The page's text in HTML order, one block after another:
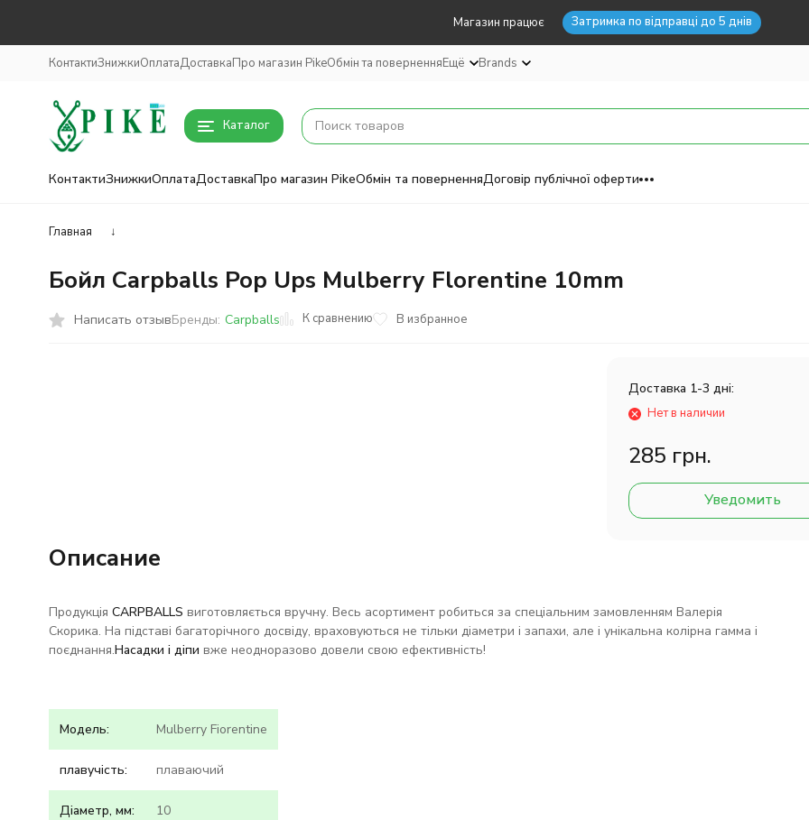
Магазин працює Затримка по відправці до 5 днів
КонтактиЗнижкиОплатаДоставкаПро магазин PikeОбмін та поверненняЕщё Brands
Каталог
КонтактиЗнижкиОплатаДоставкаПро магазин PikeОбмін та поверненняДоговір публічної оферти
Главная ↓
Бойл Carpballs Pop Ups Mulberry Florentine 10mm
Написать отзывБренды: Carpballs К сравнению В избранное
Доставка 1-3 дні:
Нет в наличии
285 грн.
Уведомить
Описание
Продукція CARPBALLS виготовляється вручну. Весь асортимент робиться за спеціальним замовленням Валерія
Скорика. На підставі багаторічного досвіду, враховуються не тільки діаметри і запахи, але і унікальна колірна гамма і
поєднання.Насадки і діпи вже неодноразово довели свою ефективність!
Модель: Mulberry Fiorentine
плавучість: плаваючий
Діаметр, мм: 10